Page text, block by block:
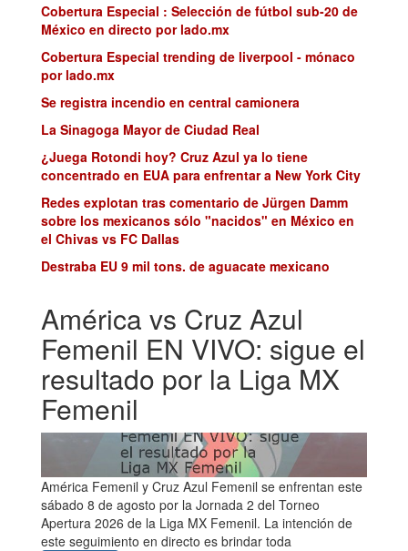
Cobertura Especial : Selección de fútbol sub-20 de
México en directo por lado.mx
Cobertura Especial trending de liverpool - mónaco
por lado.mx
Se registra incendio en central camionera
La Sinagoga Mayor de Ciudad Real
¿Juega Rotondi hoy? Cruz Azul ya lo tiene
concentrado en EUA para enfrentar a New York City
Redes explotan tras comentario de Jürgen Damm
sobre los mexicanos sólo "nacidos" en México en
el Chivas vs FC Dallas
Destraba EU 9 mil tons. de aguacate mexicano
América vs Cruz Azul
Femenil EN VIVO: sigue el
resultado por la Liga MX
Femenil
América Femenil y Cruz Azul Femenil se enfrentan este
sábado 8 de agosto por la Jornada 2 del Torneo
Apertura 2026 de la Liga MX Femenil. La intención de
este seguimiento en directo es brindar toda